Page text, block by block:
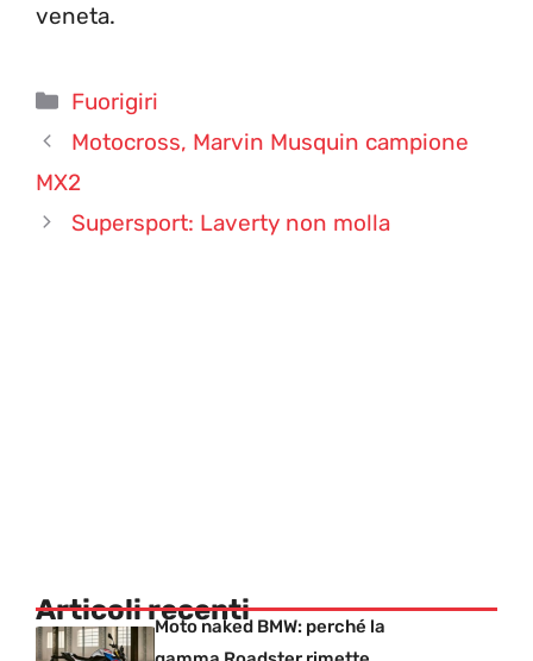
veneta.
Categorie
Fuorigiri
Motocross, Marvin Musquin campione
MX2
Supersport: Laverty non molla
Articoli recentiMoto naked BMW: perché la